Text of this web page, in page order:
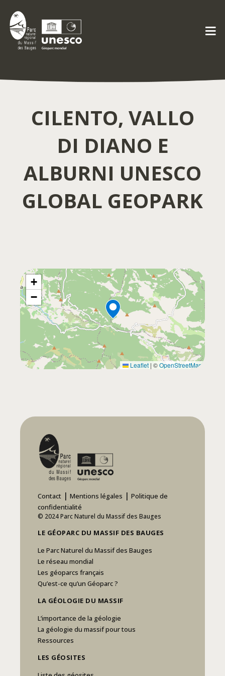
CILENTO, VALLO
DI DIANO E
ALBURNI UNESCO
GLOBAL GEOPARK
+
−
Leaflet | ©OpenStreetMap
Contact | Mentions légales | Politique de
confidentialité
© 2024 Parc Naturel du Massif des Bauges
LE GÉOPARC DU MASSIF DES BAUGES
Le Parc Naturel du Massif des Bauges
Le réseau mondial
Les géoparcs français
Qu’est-ce qu’un Géoparc ?
LA GÉOLOGIE DU MASSIF
L’importance de la géologie
La géologie du massif pour tous
Ressources
LES GÉOSITES